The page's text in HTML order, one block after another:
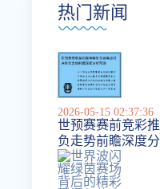
热门新闻
2026-05-15 02:37:36
世预赛赛前竞彩
负走势前瞻深度